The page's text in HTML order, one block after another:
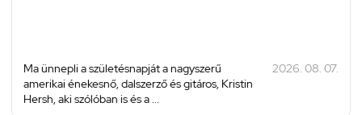
Ma ünnepli a születésnapját a nagyszerű
amerikai énekesnő, dalszerző és gitáros, Kristin
Hersh, aki szólóban is és a ...
2026. 08. 07.